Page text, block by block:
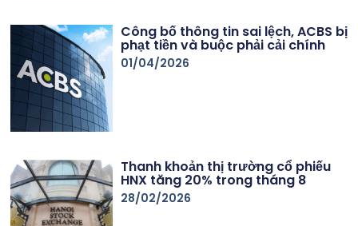
Công bố thông tin sai lệch, ACBS bị
phạt tiền và buộc phải cải chính
01/04/2026
Thanh khoản thị trường cổ phiếu
HNX tăng 20% trong tháng 8
28/02/2026